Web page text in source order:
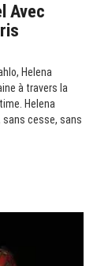
Avec
Helena
à travers la
Helena
sans cesse, sans